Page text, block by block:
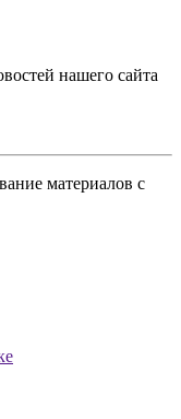
нашего сайта
материалов с